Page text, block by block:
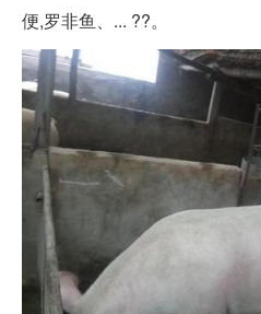
便,罗非鱼、... ??。